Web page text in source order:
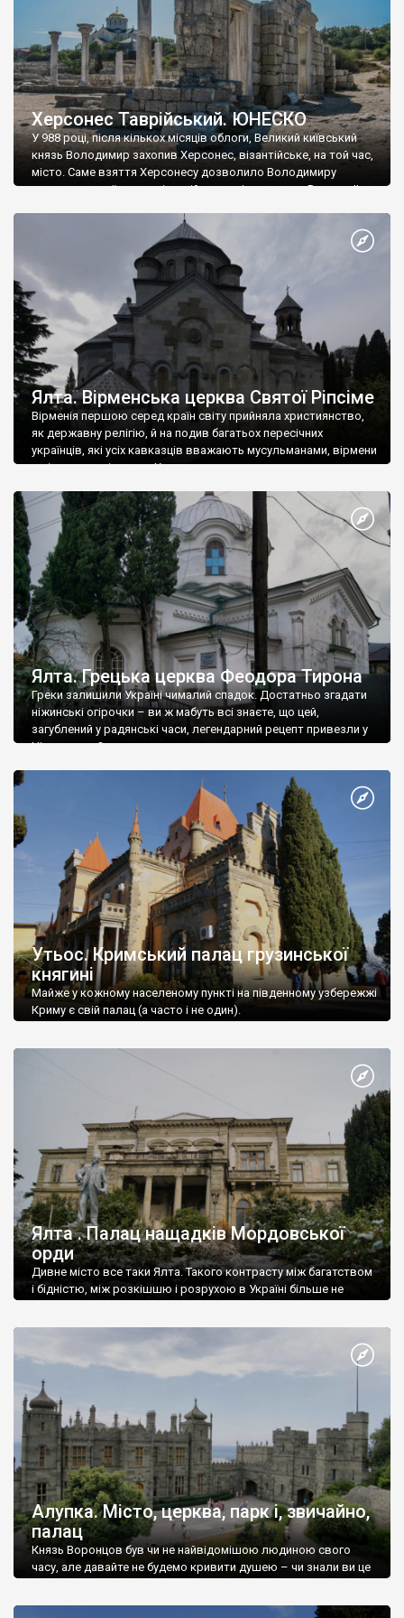
Херсонес Таврійський. ЮНЕСКО
У 988 році, після кількох місяців облоги, Великий київський
князь Володимир захопив Херсонес, візантійське, на той час,
місто. Саме взяття Херсонесу дозволило Володимиру
диктувати свої умови візантійському імператору Василю ІІ, та
Херсонесі Володимир-язичник, став Василем-християнином.
А потім було Хрещення Русі. На честь Херсонесу Таврійського
Ялта. Вірменська церква Святої Ріпсіме
Вірменія першою серед країн світу прийняла християнство,
як державну релігію, й на подив багатьох пересічних
українців, які усіх кавказців вважають мусульманами, вірмени
є відданими вірянами Христа
Ялта. Грецька церква Феодора Тирона
Греки залишили Україні чималий спадок. Достатньо згадати
ніжинські огірочки – ви ж мабуть всі знаєте, що цей,
загублений у радянські часи, легендарний рецепт привезли у
Ніжин греки?
Утьос. Кримський палац грузинської
княгині
Майже у кожному населеному пункті на південному узбережжі
Криму є свій палац (а часто і не один).
Ялта . Палац нащадків Мордовської
орди
Дивне місто все таки Ялта. Такого контрасту між багатством
і бідністю, між розкішшю і розрухою в Україні більше не
Алупка. Місто, церква, парк і, звичайно,
палац
Князь Воронцов був чи не найвідомішою людиною свого
часу, але давайте не будемо кривити душею – чи знали ви це